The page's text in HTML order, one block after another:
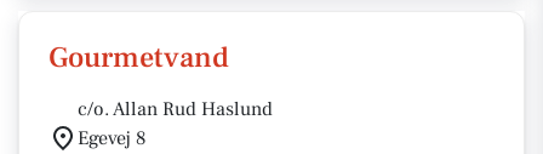
Gourmetvand
c/o. Allan Rud Haslund
Egevej 8